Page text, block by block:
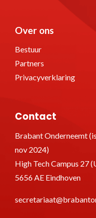
Over ons
Bestuur
Partners
Privacyverklaring
Contact
Brabant Onderneemt
nov 2024)
High Tech Campus 27
5656 AE Eindhoven